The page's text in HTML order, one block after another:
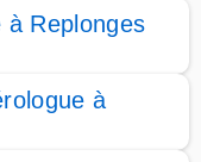
à Replonges
à